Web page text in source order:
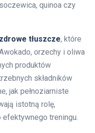
quinoa czy
zdrowe tłuszcze, które
orzechy i oliwa
produktów
składników
jak pełnoziarniste
istotną rolę,
efektywnego treningu.